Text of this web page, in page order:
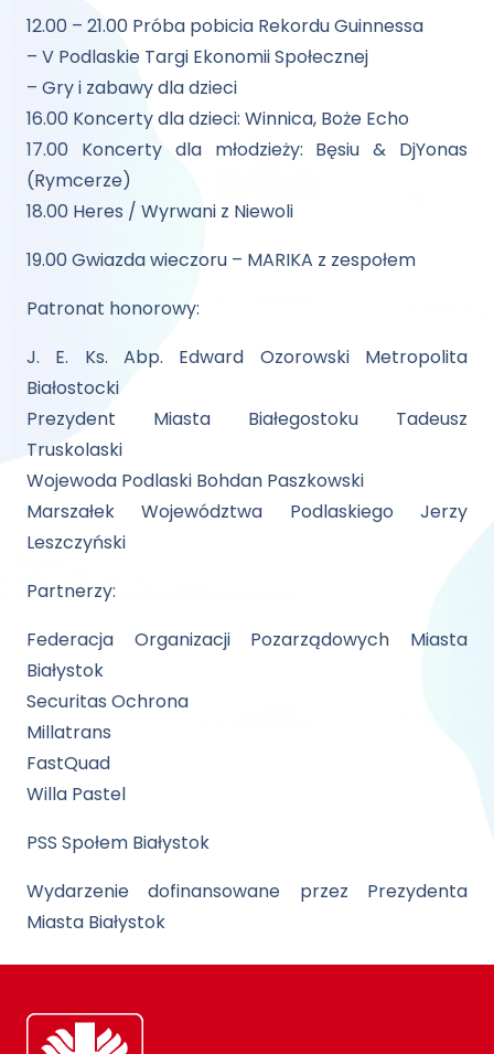
12.00 – 21.00 Próba pobicia Rekordu Guinnessa
– V Podlaskie Targi Ekonomii Społecznej
– Gry i zabawy dla dzieci
16.00 Koncerty dla dzieci: Winnica, Boże Echo
17.00 Koncerty dla młodzieży: Bęsiu & DjYonas
(Rymcerze)
18.00 Heres / Wyrwani z Niewoli
19.00 Gwiazda wieczoru – MARIKA z zespołem
Patronat honorowy:
J. E. Ks. Abp. Edward Ozorowski Metropolita
Białostocki
Prezydent Miasta Białegostoku Tadeusz
Truskolaski
Wojewoda Podlaski Bohdan Paszkowski
Marszałek Województwa Podlaskiego Jerzy
Leszczyński
Partnerzy:
Federacja Organizacji Pozarządowych Miasta
Białystok
Securitas Ochrona
Millatrans
FastQuad
Willa Pastel
PSS Społem Białystok
Wydarzenie dofinansowane przez Prezydenta
Miasta Białystok